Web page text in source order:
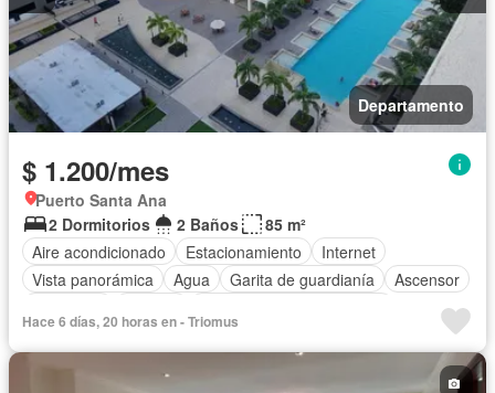
Departamento
$ 1.200/mes
Puerto Santa Ana
2 Dormitorios
2 Baños
85 m²
Aire acondicionado
Estacionamiento
Internet
Vista panorámica
Agua Garita de guardianía
Ascensor
Hace 6 días, 20 horas en - Triomus